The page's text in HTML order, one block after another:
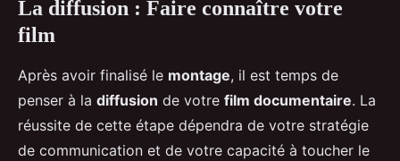
La diffusion : Faire connaître votre
film
Après avoir finalisé le montage, il est temps de
penser à la diffusion de votre film documentaire. La
réussite de cette étape dépendra de votre stratégie
de communication et de votre capacité à toucher le